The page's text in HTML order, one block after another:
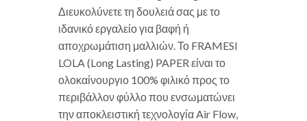
Διευκολύνετε τη δουλειά σας με το
ιδανικό εργαλείο για βαφή ή
αποχρωμάτιση μαλλιών. Το FRAMESI
LOLA (Long Lasting) PAPER είναι το
ολοκαίνουργιο 100% φιλικό προς το
περιβάλλον φύλλο που ενσωματώνει
την αποκλειστική τεχνολογία Air Flow,